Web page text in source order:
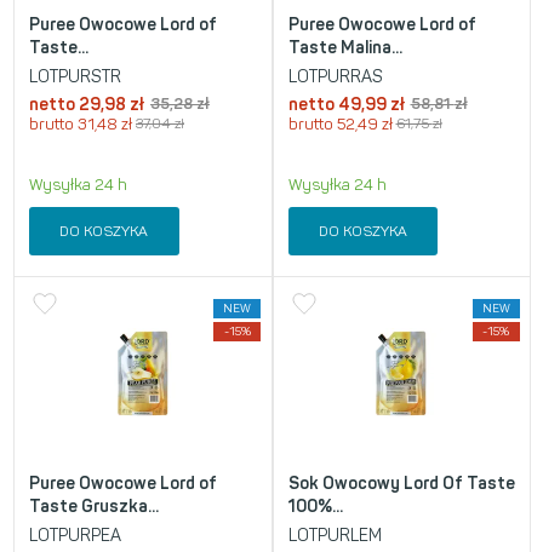
Puree Owocowe Lord of
Taste...
LOTPURSTR
netto 29,98 zł 35,28zł
brutto 31,48 zł 37,04zł
Wysyłka 24 h
DO KOSZYKA
Puree Owocowe Lord of
Taste Malina...
LOTPURRAS
netto 49,99 zł 58,81zł
brutto 52,49 zł 61,75zł
Wysyłka 24 h
DO KOSZYKA
NEW
-15%
Puree Owocowe Lord of
Taste Gruszka...
LOTPURPEA
NEW
-15%
Sok Owocowy Lord Of Taste
100%...
LOTPURLEM